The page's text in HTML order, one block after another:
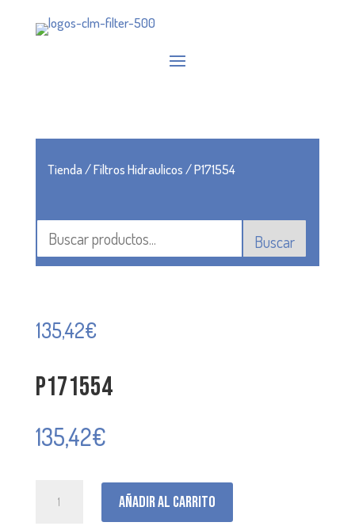
Tienda/Filtros Hidraulicos/ P171554
Buscar
135,42€
P171554
135,42€
Añadir al carrito